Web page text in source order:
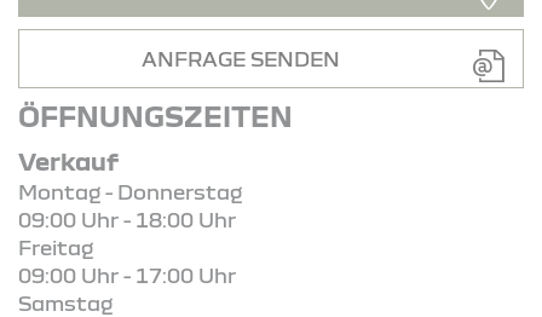
ANFRAGE SENDEN
ÖFFNUNGSZEITEN
Verkauf
Montag - Donnerstag
09:00 Uhr - 18:00 Uhr
Freitag
09:00 Uhr - 17:00 Uhr
Samstag